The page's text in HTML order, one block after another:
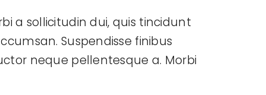
a sollicitudin dui, quis tincidunt
Suspendisse finibus
neque pellentesque a. Morbi